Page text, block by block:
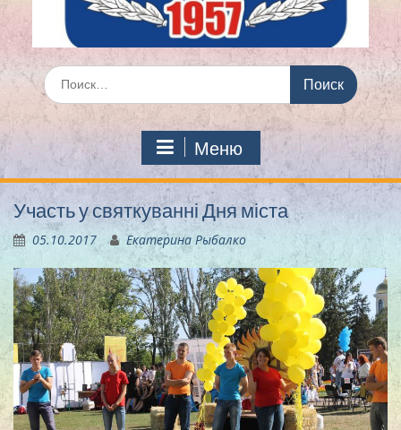
Искать:
Меню
Участь у святкуванні Дня міста
05.10.2017 Екатерина Рыбалко